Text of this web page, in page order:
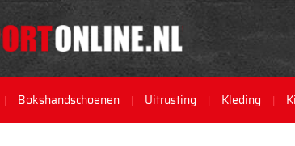
Bokshandschoenen Uitrusting Kleding